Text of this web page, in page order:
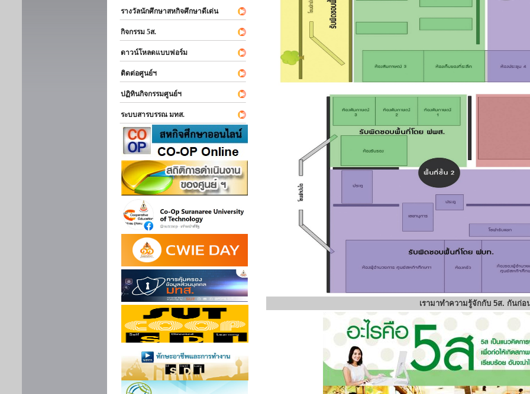
รางวัลนักศึกษาสหกิจศึกษาดีเด่น
กิจกรรม 5ส.
ดาวน์โหลดแบบฟอร์ม
ติดต่อศูนย์ฯ
ปฏิทินกิจกรรมศูนย์ฯ
ระบบสารบรรณ มทส.
เรามาทำความรู้จักกับ 5ส. กันก่อ